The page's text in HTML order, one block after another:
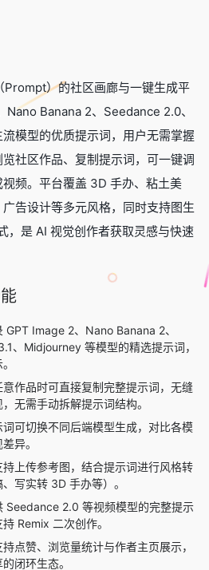
）的社区画廊与一键生成平
Nano Banana 2、Seedance 2.0、
模型的优质提示词，用户无需掌握
社区作品、复制提示词，可一键调
频。平台覆盖 3D 手办、粘土美
告设计等多元风格，同时支持图生
，是 AI 视觉创作者获取灵感与快速
GPT Image 2、Nano Banana 2、
、Midjourney 等模型的精选提示词，
意作品时可直接复制完整提示词，无缝
无需手动拆解提示词结构。
词可切换不同后端模型生成，对比各模
异。
持上传参考图，结合提示词进行风格转
写实转 3D 手办等）。
Seedance 2.0 等视频模型的完整提示
Remix 二次创作。
持点赞、浏览量统计与作者主页展示，
闭环生态。